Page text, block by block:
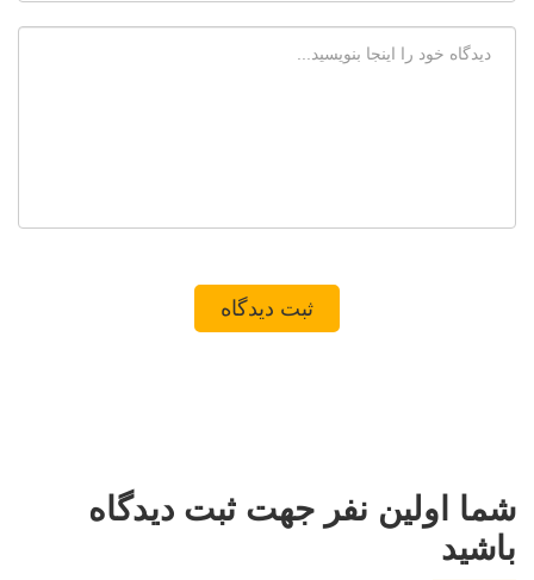
شما اولین نفر جهت ثبت دیدگاه
باشید